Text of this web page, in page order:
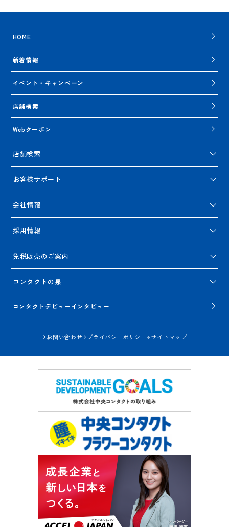
HOME
新着情報
イベント・キャンペーン
店舗検索
Webクーポン
店舗検索
お客様サポート
会社情報
採用情報
免税販売のご案内
コンタクトの泉
コンタクトデビューインタビュー
お問い合わせ プライバシーポリシー サイトマップ